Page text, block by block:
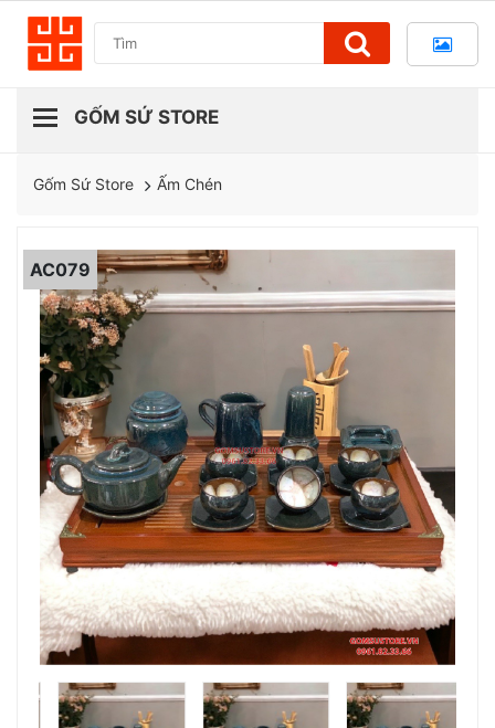
Gốm Sứ Store Ấm Chén
AC079